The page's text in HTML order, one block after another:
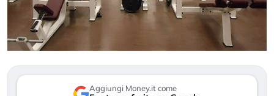
Aggiungi Money.it come